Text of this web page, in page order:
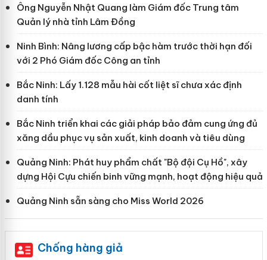
Ông Nguyễn Nhật Quang làm Giám đốc Trung tâm
Quản lý nhà tỉnh Lâm Đồng
Ninh Bình: Nâng lương cấp bậc hàm trước thời hạn đối
với 2 Phó Giám đốc Công an tỉnh
Bắc Ninh: Lấy 1.128 mẫu hài cốt liệt sĩ chưa xác định
danh tính
Bắc Ninh triển khai các giải pháp bảo đảm cung ứng đủ
xăng dầu phục vụ sản xuất, kinh doanh và tiêu dùng
Quảng Ninh: Phát huy phẩm chất "Bộ đội Cụ Hồ", xây
dựng Hội Cựu chiến binh vững mạnh, hoạt động hiệu quả
Quảng Ninh sẵn sàng cho Miss World 2026
Chống hàng giả